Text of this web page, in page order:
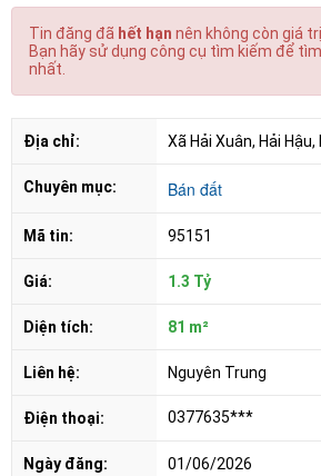
Tin đăng đã hết hạn nên không còn giá
Bạn hãy sử dụng công cụ tìm kiếm để
nhất.
Địa chỉ: Xã Hải Xuân, Hải
Chuyên mục: Bán đất
Mã tin: 95151
Giá: 1.3 Tỷ
Diện tích: 81 m²
Liên hệ: Nguyên Trung
Điện thoại: 0377635***
Ngày đăng: 01/06/2026